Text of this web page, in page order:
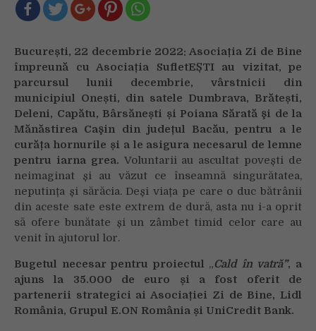
coșuri
de
fum
și
a
oferit
lemne
de
foc
pentru
50
de
cadrul
proiectului
„Cald
în
vatră”
București, 22 decembrie 2022: Asociația Zi de Bine
împreună cu Asociația SufletEȘTI au vizitat, pe
parcursul lunii decembrie, vârstnicii din
municipiul Onești, din satele Dumbrava, Brătești,
Deleni, Capătu, Bârsănești și Poiana Sărată şi de la
Mănăstirea Caşin din județul Bacău, pentru a le
curăța hornurile și a le asigura necesarul de lemne
pentru iarna grea. Voluntarii au ascultat povești de
neimaginat și au văzut ce înseamnă singurătatea,
neputința și sărăcia. Deși viața pe care o duc bătrânii
din aceste sate este extrem de dură, asta nu i-a oprit
să ofere bunătate și un zâmbet timid celor care au
venit în ajutorul lor.
Bugetul necesar pentru proiectul „Cald în vatră”, a
ajuns la 35.000 de euro și a fost oferit de
partenerii strategici ai Asociației Zi de Bine, Lidl
România, Grupul E.ON România și UniCredit Bank.